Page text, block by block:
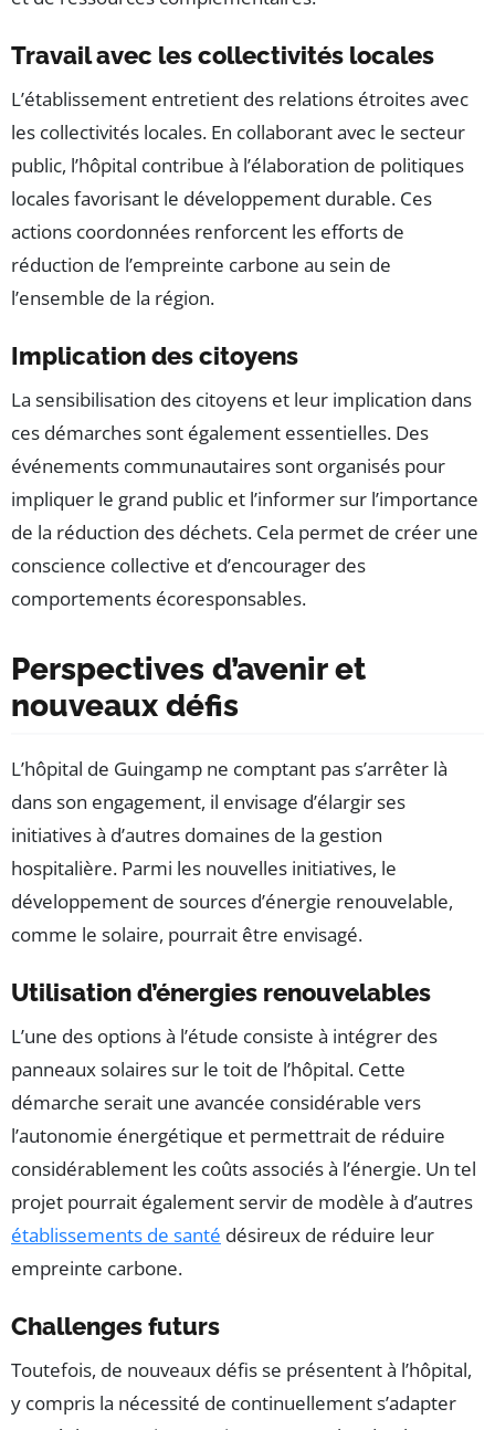
Travail avec les collectivités locales
L’établissement entretient des relations étroites avec
les collectivités locales. En collaborant avec le secteur
public, l’hôpital contribue à l’élaboration de politiques
locales favorisant le développement durable. Ces
actions coordonnées renforcent les efforts de
réduction de l’empreinte carbone au sein de
l’ensemble de la région.
Implication des citoyens
La sensibilisation des citoyens et leur implication dans
ces démarches sont également essentielles. Des
événements communautaires sont organisés pour
impliquer le grand public et l’informer sur l’importance
de la réduction des déchets. Cela permet de créer une
conscience collective et d’encourager des
comportements écoresponsables.
Perspectives d’avenir et
nouveaux défis
L’hôpital de Guingamp ne comptant pas s’arrêter là
dans son engagement, il envisage d’élargir ses
initiatives à d’autres domaines de la gestion
hospitalière. Parmi les nouvelles initiatives, le
développement de sources d’énergie renouvelable,
comme le solaire, pourrait être envisagé.
Utilisation d’énergies renouvelables
L’une des options à l’étude consiste à intégrer des
panneaux solaires sur le toit de l’hôpital. Cette
démarche serait une avancée considérable vers
l’autonomie énergétique et permettrait de réduire
considérablement les coûts associés à l’énergie. Un tel
projet pourrait également servir de modèle à d’autres
établissements de santé désireux de réduire leur
empreinte carbone.
Challenges futurs
Toutefois, de nouveaux défis se présentent à l’hôpital,
y compris la nécessité de continuellement s’adapter